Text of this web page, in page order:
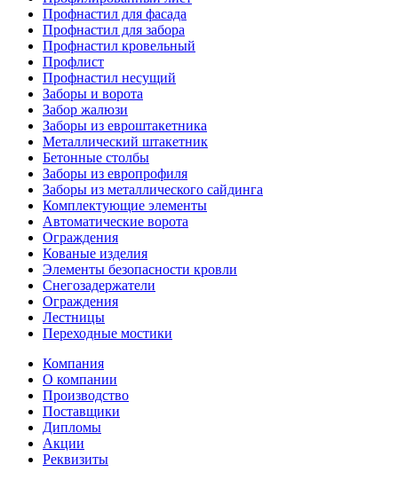
Профнастил для фасада
Профнастил для забора
Профнастил кровельный
Профлист
Профнастил несущий
Заборы и ворота
Забор жалюзи
Заборы из евроштакетника
Металлический штакетник
Бетонные столбы
Заборы из европрофиля
Заборы из металлического сайдинга
Комплектующие элементы
Автоматические ворота
Ограждения
Кованые изделия
Элементы безопасности кровли
Снегозадержатели
Ограждения
Лестницы
Переходные мостики
Компания
О компании
Производство
Поставщики
Дипломы
Акции
Реквизиты